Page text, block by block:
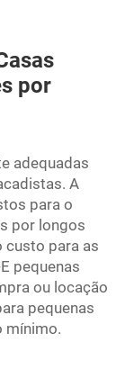
por
adequadas
A
para o
por longos
custo para as
pequenas
ou locação
pequenas
mínimo.